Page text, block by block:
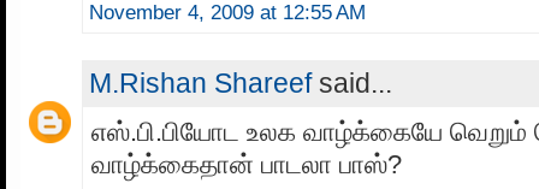
November 4, 2009 at 12:55 AM
M.Rishan Shareefsaid...
எஸ்.பி.பியோட உலக வாழ்க்கையே வெறும்
வாழ்க்கைதான் பாடலா பாஸ்?